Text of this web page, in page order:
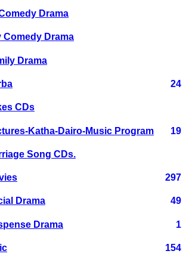
Drama
Comedy Drama
Drama
24
CDs
Katha-Dairo-Music Program 19
Song CDs.
297
Drama 49
Drama 1
154